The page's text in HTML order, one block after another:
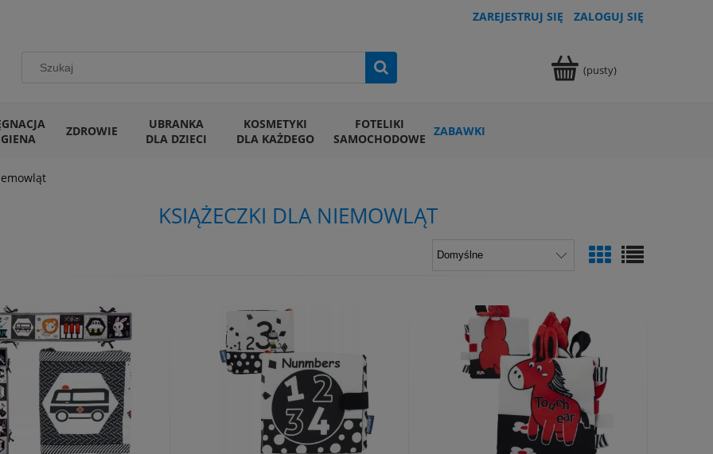
ZAREJESTRUJ SIĘ ZALOGUJ SIĘ
(pusty)
ZDROWIE
UBRANKA
DLA DZIECI
KOSMETYKI
DLA KAŻDEGO
FOTELIKI
SAMOCHODOWE ZABAWKI
KSIĄŻECZKI DLA NIEMOWLĄT